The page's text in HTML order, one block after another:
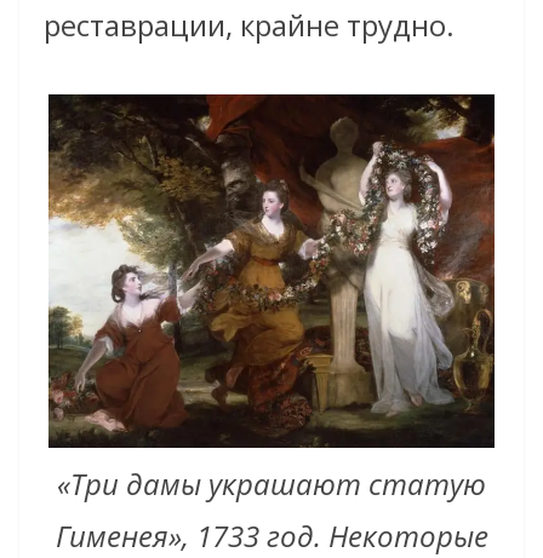
реставрации, крайне трудно.
«Три дамы украшают статую
Гименея», 1733 год. Некоторые